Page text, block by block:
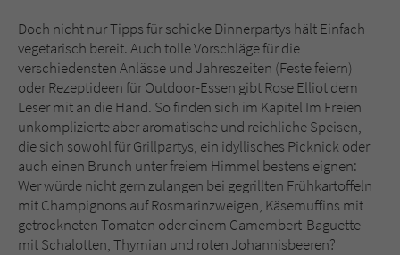
Doch nicht nur Tipps für schicke Dinnerpartys hält Einfach
vegetarisch bereit. Auch tolle Vorschläge für die
verschiedensten Anlässe und Jahreszeiten (Feste feiern)
oder Rezeptideen für Outdoor-Essen gibt Rose Elliot dem
Leser mit an die Hand. So finden sich im Kapitel Im Freien
unkomplizierte aber aromatische und reichliche Speisen,
die sich sowohl für Grillpartys, ein idyllisches Picknick oder
auch einen Brunch unter freiem Himmel bestens eignen:
Wer würde nicht gern zulangen bei gegrillten Frühkartoffeln
mit Champignons auf Rosmarinzweigen, Käsemuffins mit
getrockneten Tomaten oder einem Camembert-Baguette
mit Schalotten, Thymian und roten Johannisbeeren?